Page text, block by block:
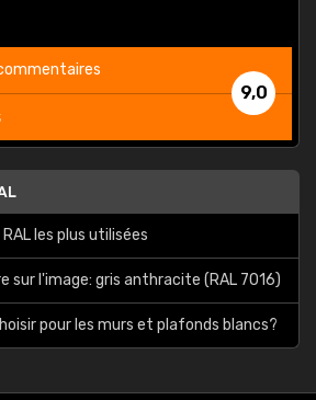
9,0
les plus utilisées
sur l'image: gris anthracite (RAL 7016)
pour les murs et plafonds blancs?